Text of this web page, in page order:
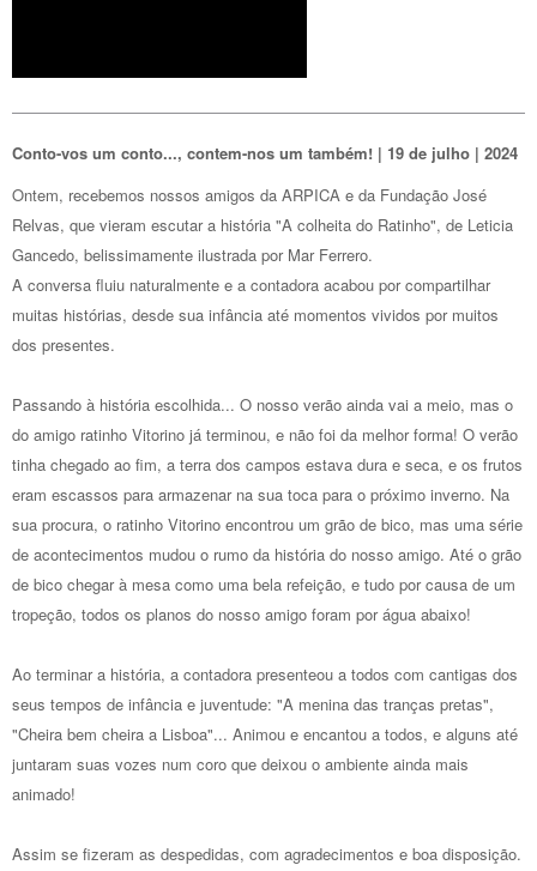
Conto-vos um conto..., contem-nos um também! | 19 de julho | 2024
Ontem, recebemos nossos amigos da ARPICA e da Fundação José
Relvas, que vieram escutar a história "A colheita do Ratinho", de Leticia
Gancedo, belissimamente ilustrada por Mar Ferrero.
A conversa fluiu naturalmente e a contadora acabou por compartilhar
muitas histórias, desde sua infância até momentos vividos por muitos
dos presentes.
Passando à história escolhida... O nosso verão ainda vai a meio, mas o
do amigo ratinho Vitorino já terminou, e não foi da melhor forma! O verão
tinha chegado ao fim, a terra dos campos estava dura e seca, e os frutos
eram escassos para armazenar na sua toca para o próximo inverno. Na
sua procura, o ratinho Vitorino encontrou um grão de bico, mas uma série
de acontecimentos mudou o rumo da história do nosso amigo. Até o grão
de bico chegar à mesa como uma bela refeição, e tudo por causa de um
tropeção, todos os planos do nosso amigo foram por água abaixo!
Ao terminar a história, a contadora presenteou a todos com cantigas dos
seus tempos de infância e juventude: "A menina das tranças pretas",
"Cheira bem cheira a Lisboa"... Animou e encantou a todos, e alguns até
juntaram suas vozes num coro que deixou o ambiente ainda mais
animado!
Assim se fizeram as despedidas, com agradecimentos e boa disposição.